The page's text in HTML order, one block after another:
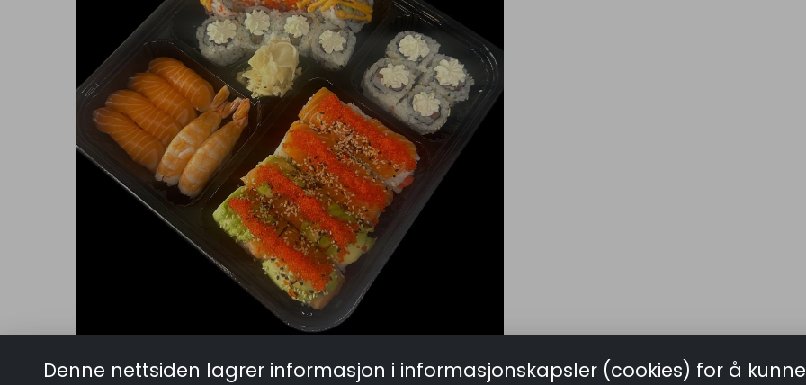
Denne nettsiden lagrer informasjon i informasjonskapsler (cookies) for å